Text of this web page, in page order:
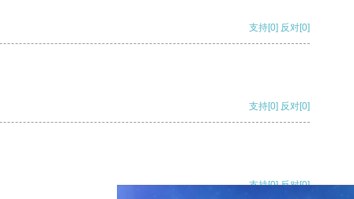
支持[0] 反对[0]
支持[0] 反对[0]
支持[0] 反对[0]